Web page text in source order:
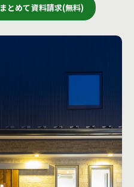
まとめて資料請求(無料)